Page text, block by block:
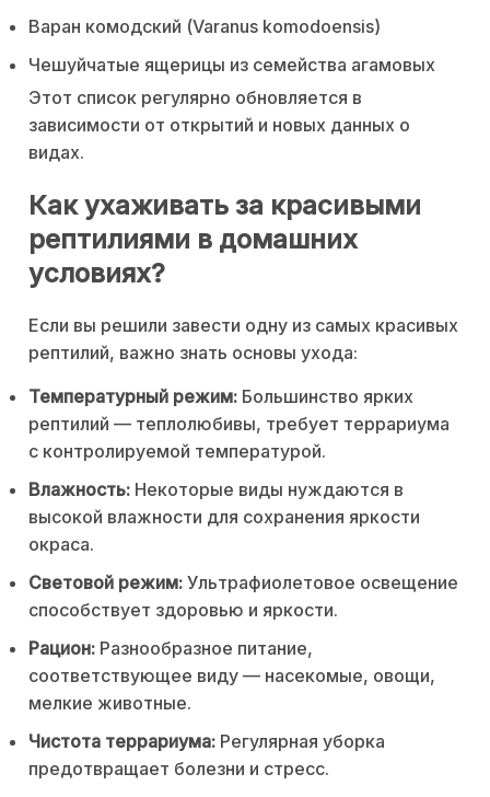
Варан комодский (Varanus komodoensis)
Чешуйчатые ящерицы из семейства агамовых
Этот список регулярно обновляется в
зависимости от открытий и новых данных о
видах.
Как ухаживать за красивыми
рептилиями в домашних
условиях?
Если вы решили завести одну из самых красивых
рептилий, важно знать основы ухода:
Температурный режим: Большинство ярких
рептилий — теплолюбивы, требует террариума
с контролируемой температурой.
Влажность: Некоторые виды нуждаются в
высокой влажности для сохранения яркости
окраса.
Световой режим: Ультрафиолетовое освещение
способствует здоровью и яркости.
Рацион: Разнообразное питание,
соответствующее виду — насекомые, овощи,
мелкие животные.
Чистота террариума: Регулярная уборка
предотвращает болезни и стресс.